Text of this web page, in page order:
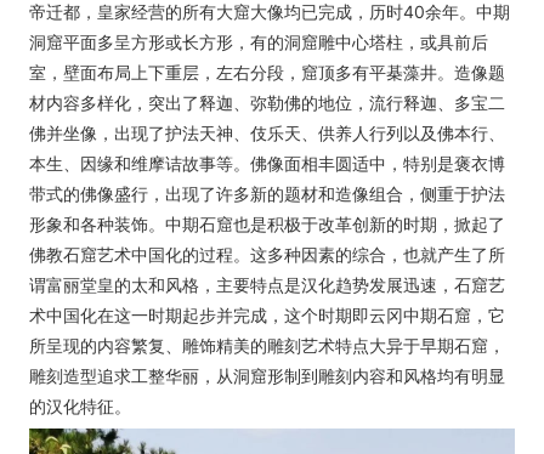
帝迁都，皇家经营的所有大窟大像均已完成，历时40余年。中期
洞窟平面多呈方形或长方形，有的洞窟雕中心塔柱，或具前后
室，壁面布局上下重层，左右分段，窟顶多有平棊藻井。造像题
材内容多样化，突出了释迦、弥勒佛的地位，流行释迦、多宝二
佛并坐像，出现了护法天神、伎乐天、供养人行列以及佛本行、
本生、因缘和维摩诘故事等。佛像面相丰圆适中，特别是褒衣博
带式的佛像盛行，出现了许多新的题材和造像组合，侧重于护法
形象和各种装饰。中期石窟也是积极于改革创新的时期，掀起了
佛教石窟艺术中国化的过程。这多种因素的综合，也就产生了所
谓富丽堂皇的太和风格，主要特点是汉化趋势发展迅速，石窟艺
术中国化在这一时期起步并完成，这个时期即云冈中期石窟，它
所呈现的内容繁复、雕饰精美的雕刻艺术特点大异于早期石窟，
雕刻造型追求工整华丽，从洞窟形制到雕刻内容和风格均有明显
的汉化特征。